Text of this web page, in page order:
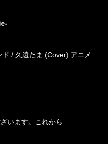
ド / 久遠たま (Cover) アニメ
います。これから